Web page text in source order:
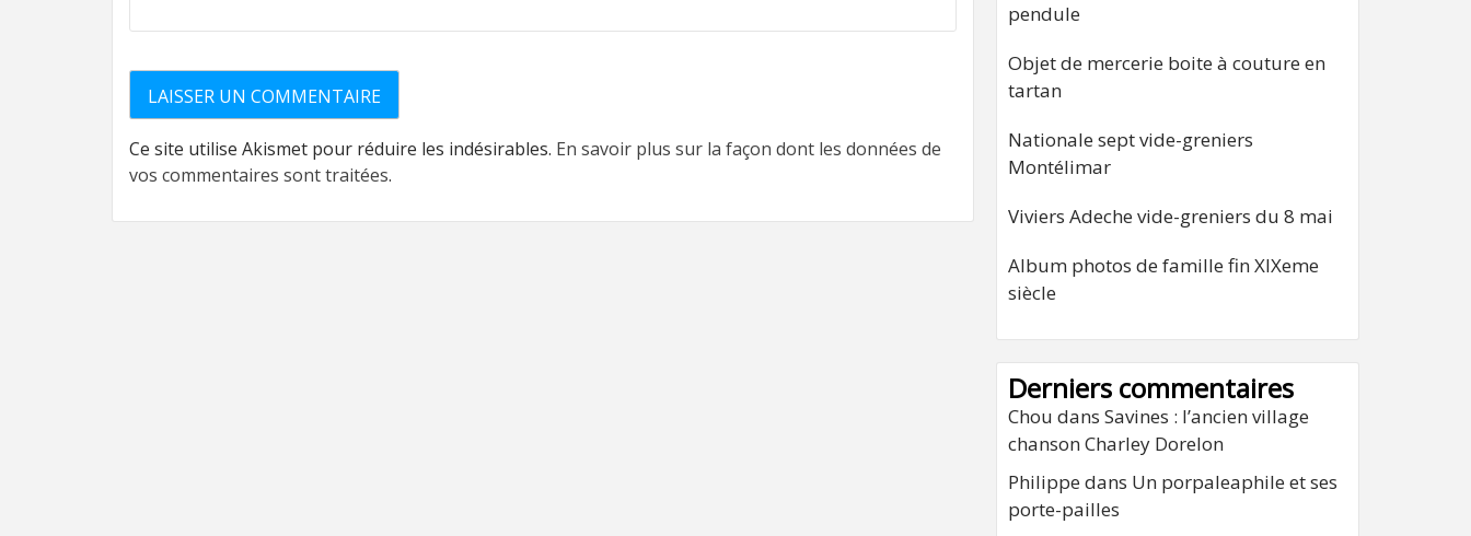
Ce site utilise Akismet pour réduire les indésirables. En savoir plus sur la façon dont les données de
vos commentaires sont traitées.
pendule
Objet de mercerie boite à couture en
tartan
Nationale sept vide-greniers
Montélimar
Viviers Adeche vide-greniers du 8 mai
Album photos de famille fin XIXeme
siècle
Derniers commentaires
Chou dans Savines : l’ancien village
chanson Charley Dorelon
Philippe dans Un porpaleaphile et ses
porte-pailles